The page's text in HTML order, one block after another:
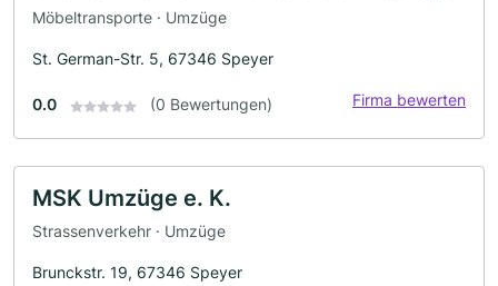
Möbeltransporte · Umzüge
St. German-Str. 5, 67346 Speyer
0.0 (0 Bewertungen) Firma bewerten
MSK Umzüge e. K.
Strassenverkehr · Umzüge
Brunckstr. 19, 67346 Speyer